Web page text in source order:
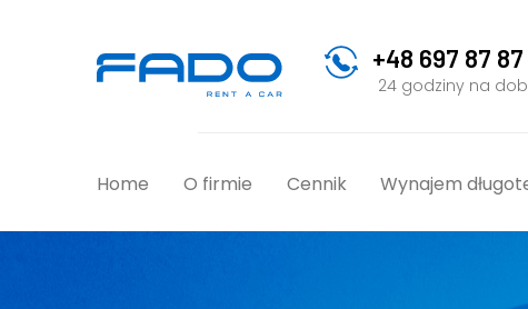
+48 697 87
24 godziny na
Home O firmie Cennik Wynajem